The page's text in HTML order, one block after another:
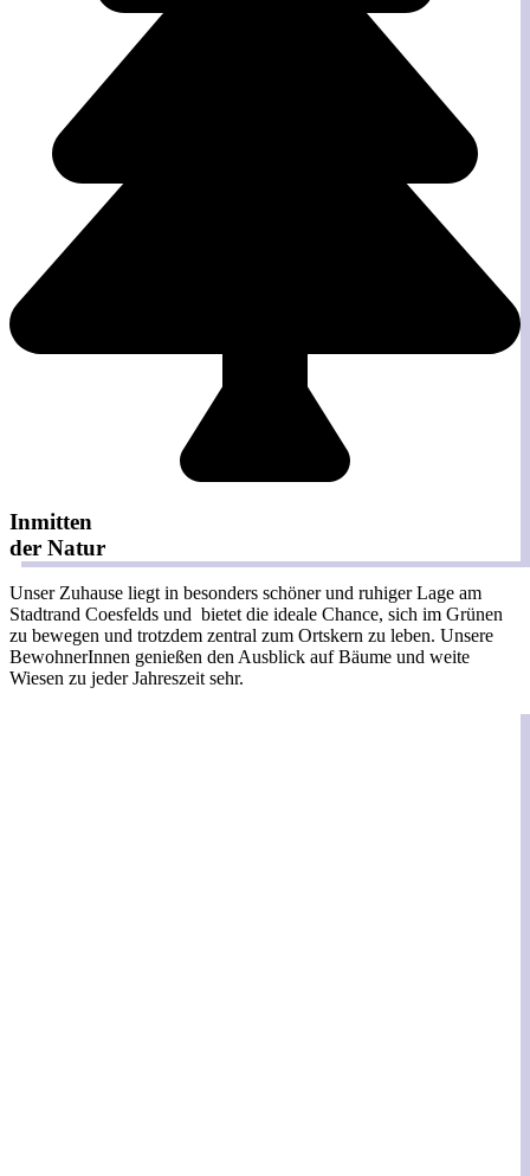
Inmitten
der Natur
Unser Zuhause liegt in besonders schöner und ruhiger Lage am
Stadtrand Coesfelds und bietet die ideale Chance, sich im Grünen
zu bewegen und trotzdem zentral zum Ortskern zu leben. Unsere
BewohnerInnen genießen den Ausblick auf Bäume und weite
Wiesen zu jeder Jahreszeit sehr.